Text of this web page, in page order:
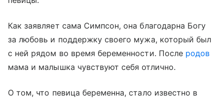
Как заявляет сама Симпсон, она благодарна Богу
за любовь и поддержку своего мужа, который был
с ней рядом во время беременности. После родов
мама и малышка чувствуют себя отлично.
О том, что певица беременна, стало известно в